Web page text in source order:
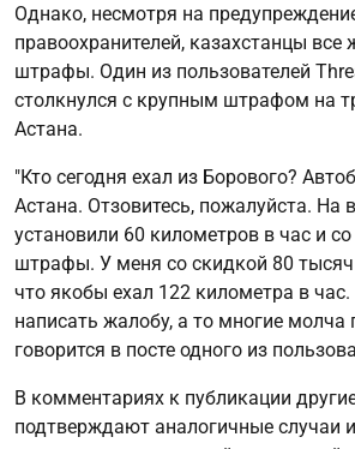
Однако, несмотря на
правоохранителей, казахстанцы все
штрафы. Один из пользователей
столкнулся с крупным штрафом на
Астана.
"Кто сегодня ехал из Борового?
Астана. Отзовитесь, пожалуйста. На
установили 60 километров в час и
штрафы. У меня со скидкой 80
что якобы ехал 122 километра в
написать жалобу, а то многие молча
говорится в посте одного из
В комментариях к публикации
подтверждают аналогичные случаи